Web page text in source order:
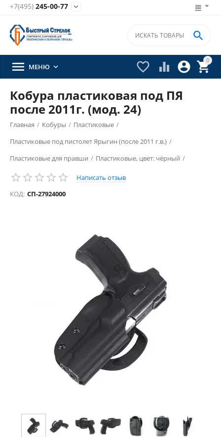
+7(495) 245-00-77 
0


 

 МЕНЮ 
Кобура пластиковая под ПЯ
после 2011г. (мод. 24)
Главная / Кобуры / Пластиковые /
Пластиковые под пистолет Ярыгин (после 2011 г.в.) /
Пластиковые для правши / Пластиковые, цвет: чёрный /
Написать отзыв
КОД: СП-27924000